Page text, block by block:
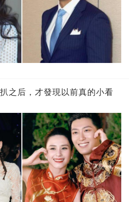
之后，才發現以前真的小看